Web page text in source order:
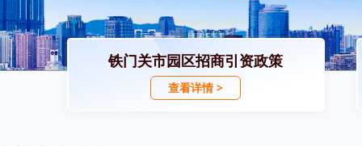
铁门关市园区招商引资政策
查看详情 >